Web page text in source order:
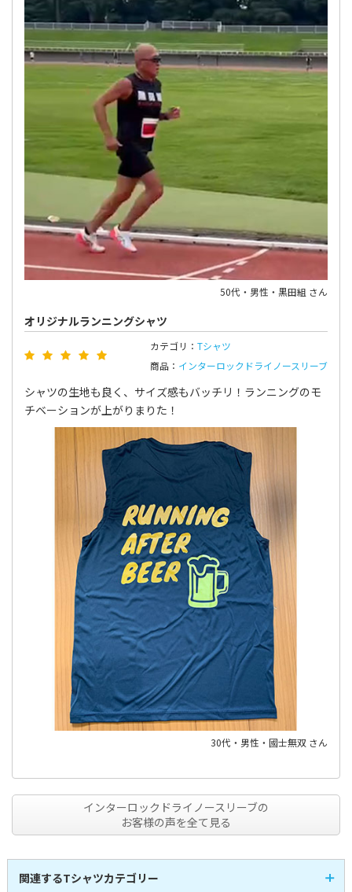
50代・男性・黒田組 さん
オリジナルランニングシャツ
カテゴリ： Tシャツ
商品： インターロックドライノースリーブ
シャツの生地も良く、サイズ感もバッチリ！ランニングのモ
チベーションが上がりまりた！
30代・男性・國士無双 さん
インターロックドライノースリーブの
お客様の声を全て見る
関連するTシャツカテゴリー